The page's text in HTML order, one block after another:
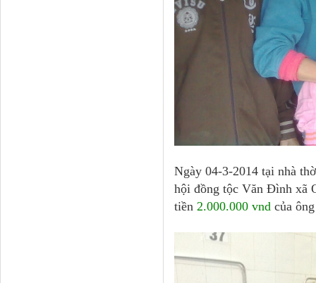
Ngày 04-3-2014 tại nhà
hội đồng tộc Văn Đình xã
tiền 2.000.000 vndcủa